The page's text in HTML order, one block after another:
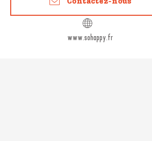
Contactez-nous
www.sohappy.fr